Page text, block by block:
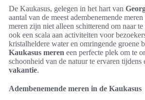
De Kaukasus, gelegen in het hart van
aantal van de meest adembenemende
meren zijn niet alleen schitterend om naar
ook een scala aan activiteiten voor
kristalheldere water en omringende groene
Kaukasus meren een perfecte plek om te
schoonheid van de natuur te ervaren tijdens
vakantie.
Adembenemende meren in de Kaukasus